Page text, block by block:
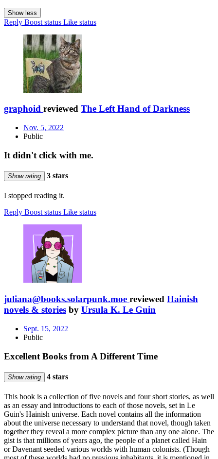
Show less
Reply Boost status Like status
graphoid reviewed The Left Hand of Darkness
Nov. 5, 2022
Public
It didn't click with me.
Show rating 3 stars
I stopped reading it.
Reply Boost status Like status
juliana@books.solarpunk.moe reviewed Hainish
novels & stories by Ursula K. Le Guin
Sept. 15, 2022
Public
Excellent Books from A Different Time
Show rating 4 stars
This book is a collection of five novels and four short stories, as well
as an essay and introductions to each of those novels, set in Le
Guin's Hainish universe. Each novel contains all the information
about the universe necessary to understand that novel, though taken
together they reveal a more complex picture than any one alone. The
gist is that millions of years ago, the people of a planet called Hain
or Davenant seeded various worlds with human colonists. (Though